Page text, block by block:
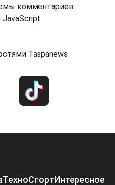
комментариев.
Taspanews
ТехноСпортИнтересное